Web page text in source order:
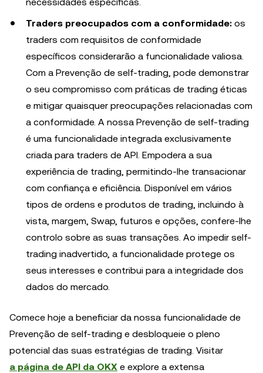
Traders preocupados com a conformidade: os
traders com requisitos de conformidade
específicos considerarão a funcionalidade valiosa.
Com a Prevenção de self-trading, pode demonstrar
o seu compromisso com práticas de trading éticas
e mitigar quaisquer preocupações relacionadas com
a conformidade. A nossa Prevenção de self-trading
é uma funcionalidade integrada exclusivamente
criada para traders de API. Empodera a sua
experiência de trading, permitindo-lhe transacionar
com confiança e eficiência. Disponível em vários
tipos de ordens e produtos de trading, incluindo à
vista, margem, Swap, futuros e opções, confere-lhe
controlo sobre as suas transações. Ao impedir self-
trading inadvertido, a funcionalidade protege os
seus interesses e contribui para a integridade dos
dados do mercado.
Comece hoje a beneficiar da nossa funcionalidade de
Prevenção de self-trading e desbloqueie o pleno
potencial das suas estratégias de trading. Visitar
a página de API da OKX e explore a extensa